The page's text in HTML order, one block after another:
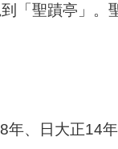
「聖蹟亭」。
、日大正14